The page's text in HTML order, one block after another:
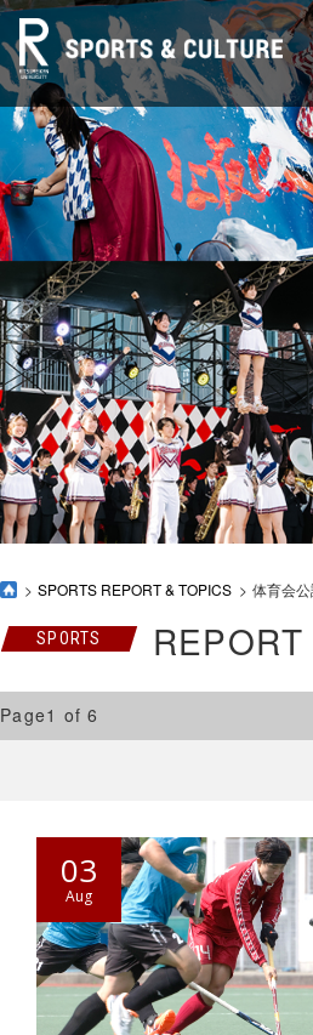
SPORTS REPORT & TOPICS 体育会
SPORTS
Page1 of 6
03
Aug